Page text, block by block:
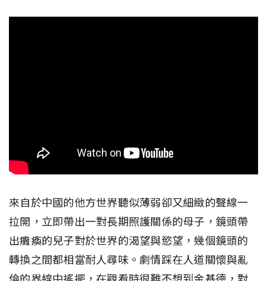
來自於中國的他方世界聽似薄弱卻又細緻的聲線一
拉開，立即帶出一對長期照護關係的母子，鏡頭帶
出癱瘓的兒子對於世界的渴望與慾望，幾個鏡頭的
轉換之間都相當耐人尋味。劇情踩在人道關懷與亂